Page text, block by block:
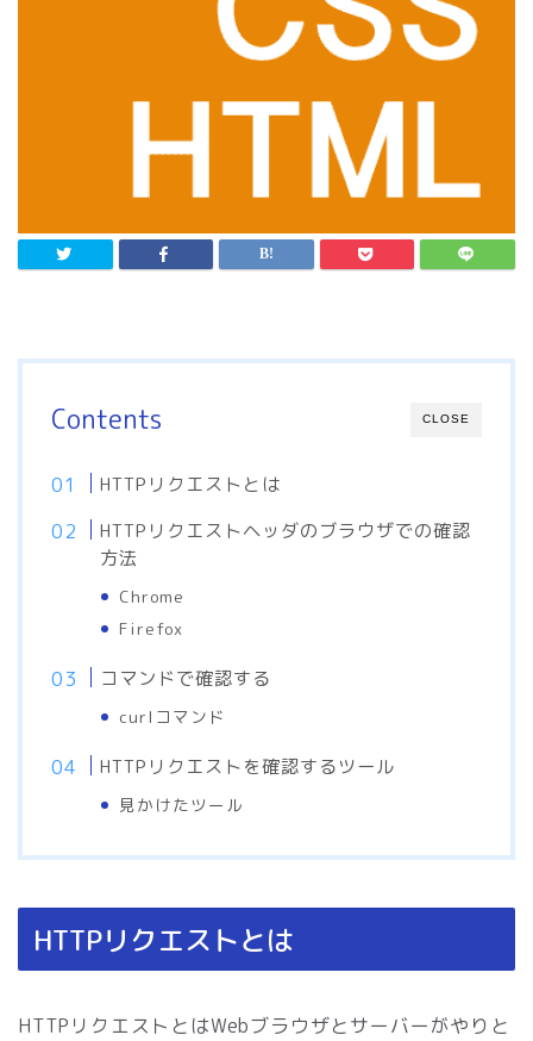
CLOSE
Contents
HTTPリクエストとは
HTTPリクエストヘッダのブラウザでの確認
方法
Chrome
Firefox
コマンドで確認する
curlコマンド
HTTPリクエストを確認するツール
見かけたツール
HTTPリクエストとは
HTTPリクエストとはWebブラウザとサーバーがやりと